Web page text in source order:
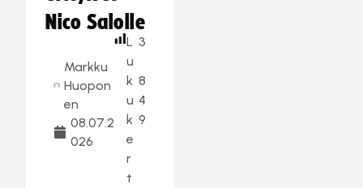
Nico Salolle
Markku
Huopon
en
08.07.2
026
L
u
k
u
k
e
r
t
3
8
4
9